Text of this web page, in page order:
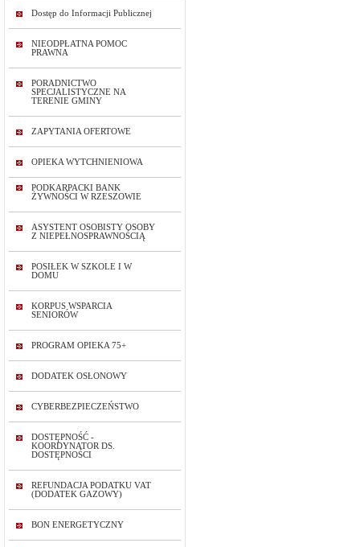
Dostęp do Informacji Publicznej
NIEODPŁATNA POMOC
PRAWNA
PORADNICTWO
SPECJALISTYCZNE NA
TERENIE GMINY
ZAPYTANIA OFERTOWE
OPIEKA WYTCHNIENIOWA
PODKARPACKI BANK
ŻYWNOŚCI W RZESZOWIE
ASYSTENT OSOBISTY OSOBY
Z NIEPEŁNOSPRAWNOŚCIĄ
POSIŁEK W SZKOLE I W
DOMU
KORPUS WSPARCIA
SENIORÓW
PROGRAM OPIEKA 75+
DODATEK OSŁONOWY
CYBERBEZPIECZEŃSTWO
DOSTĘPNOŚĆ -
KOORDYNATOR DS.
DOSTĘPNOŚCI
REFUNDACJA PODATKU VAT
(DODATEK GAZOWY)
BON ENERGETYCZNY